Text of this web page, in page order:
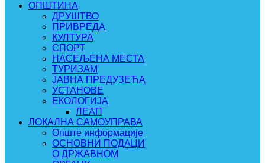
ОПШТИНА
ДРУШТВО
ПРИВРЕДА
КУЛТУРА
СПОРТ
НАСЕЉЕНА МЕСТА
ТУРИЗАМ
ЈАВНА ПРЕДУЗЕЋА
УСТАНОВЕ
ЕКОЛОГИЈА
ЛЕАП
ЛОКАЛНА САМОУПРАВА
Опште информације
ОСНОВНИ ПОДАЦИ
О ДРЖАВНОМ